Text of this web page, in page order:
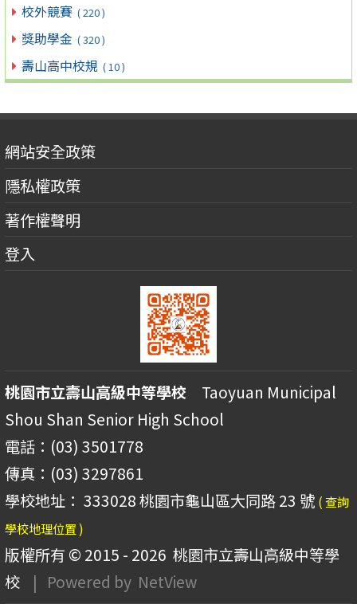
校外競賽 ( 220 )
獎助學金 ( 320 )
壽山高中校規 ( 10 )
網站安全政策
隱私權政策
著作權聲明
登入
桃園市立壽山高級中等學校 Taoyuan Municipal
Shou Shan Senior High School
電話：(03) 3501778
傳真：(03) 3297861
學校地址： 333028 桃園市龜山區大同路 23 號 ( 查詢
學校地理位置 )
版權所有 © 2015 - 2026 桃園市立壽山高級中等學
校
| Powered by NetView